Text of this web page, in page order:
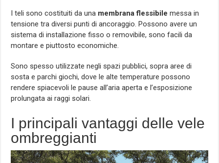
I teli sono costituiti da una membrana flessibile messa in
tensione tra diversi punti di ancoraggio. Possono avere un
sistema di installazione fisso o removibile, sono facili da
montare e piuttosto economiche.
Sono spesso utilizzate negli spazi pubblici, sopra aree di
sosta e parchi giochi, dove le alte temperature possono
rendere spiacevoli le pause all’aria aperta e l’esposizione
prolungata ai raggi solari.
I principali vantaggi delle vele
ombreggianti